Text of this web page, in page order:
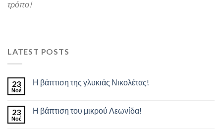
τρόπο!
LATEST POSTS
23
Νοέ
Η βάπτιση της γλυκιάς Νικολέτας!
23
Νοέ
Η βάπτιση του μικρού Λεωνίδα!